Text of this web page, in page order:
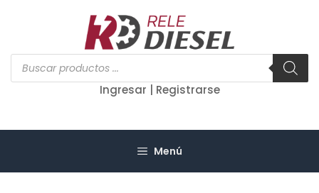
Búsqueda
de
productos
Ingresar | Registrarse
Menú